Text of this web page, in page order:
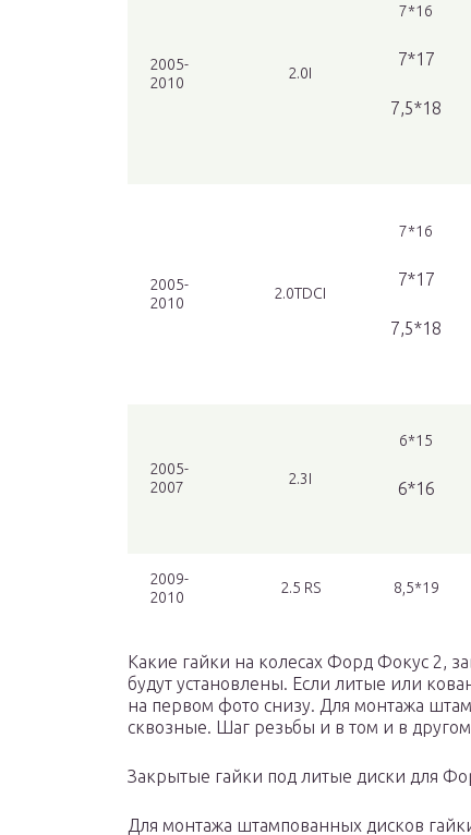
2005-
2010
2.0I
7*16
7*17
7,5*18
2005-
2010
2.0TDCI
7*16
7*17
7,5*18
2005-
2007
2.3I
6*15
6*16
2009-
2010
2.5 RS 8,5*19
Какие гайки на колесах Форд Фокус 2,
будут установлены. Если литые или
на первом фото снизу. Для монтажа
сквозные. Шаг резьбы и в том и в
Закрытые гайки под литые диски для
Для монтажа штампованных дисков